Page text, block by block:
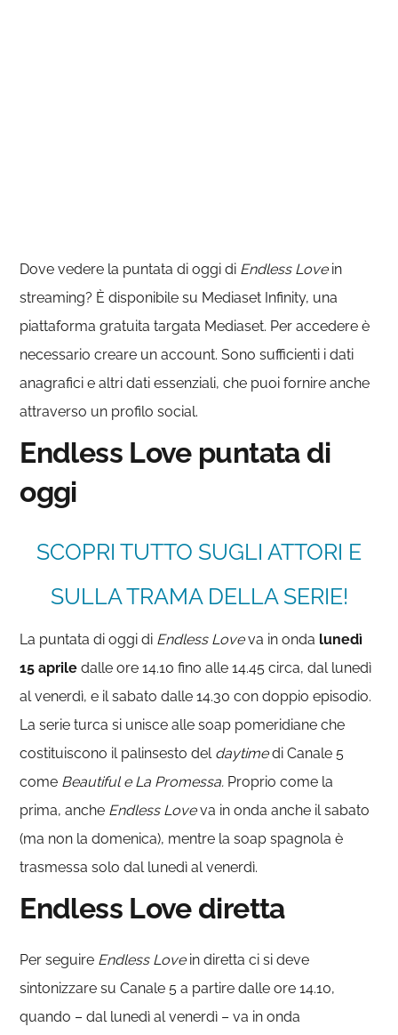
Dove vedere la puntata di oggi di Endless Lovein
streaming? È disponibile su Mediaset Infinity, una
piattaforma gratuita targata Mediaset. Per accedere è
necessario creare un account. Sono sufficienti i dati
anagrafici e altri dati essenziali, che puoi fornire anche
attraverso un profilo social.
Endless Love puntata di
oggi
SCOPRI TUTTO SUGLI ATTORI E
SULLA TRAMA DELLA SERIE!
La puntata di oggi di Endless Loveva in onda lunedì
15 aprile dalle ore 14.10 fino alle 14.45 circa, dal lunedì
al venerdì, e il sabato dalle 14.30 con doppio episodio.
La serie turca si unisce alle soap pomeridiane che
costituiscono il palinsesto del daytimedi Canale 5
come Beautiful e La Promessa. Proprio come la
prima, anche Endless Loveva in onda anche il sabato
(ma non la domenica), mentre la soap spagnola è
trasmessa solo dal lunedì al venerdì.
Endless Love diretta
Per seguire Endless Lovein diretta ci si deve
sintonizzare su Canale 5 a partire dalle ore 14.10,
quando – dal lunedì al venerdì – va in onda